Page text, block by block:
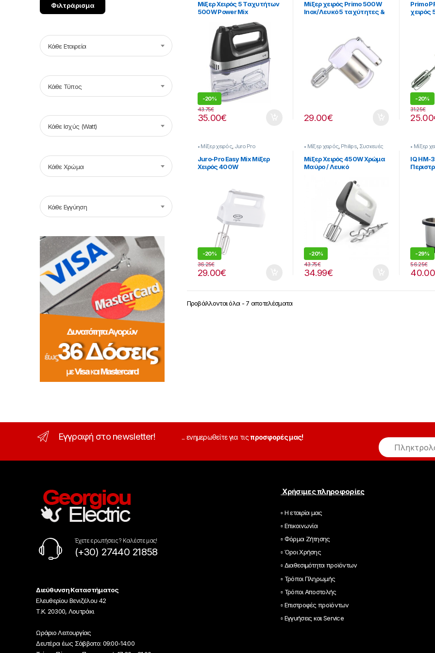
Μίξερ Χειρός 5 Ταχυτήτων
500W Power Mix
-20%
35.00€
43.75€
Μίξερ χειρός Primo 500W
Inox/Λευκό 5 ταχύτητες &
29.00€
Primo
χειρός
-20%
25.00
31.25€
• Μίξερ χειρός, Juro Pro
Juro-Pro Easy Mix Μίξερ
Χειρός 400W
-20%
29.00€
36.25€
• Μίξερ χειρός, Philips, Συσκευές
Κουζίνας
Μίξερ Χειρός 450W Χρώμα
Μαύρο / Λευκό
-20%
34.99€
43.75€
• Μίξερ
Κουζίνας
IQ HM-
-29%
40.00
56.25€
Προβάλλονται όλα - 7 αποτελέσματα
Φιλτράρισμα
Κάθε Εταιρεία
Κάθε Τύπος
Κάθε Ισχύς (Watt)
Κάθε Χρώμα
Κάθε Εγγύηση
Εγγραφή στο newsletter! ... ενημερωθείτε για τιςπροσφορές μας!
E
m
a
Έχετε ερωτήσεις ? Καλέστε μας!
(+30) 27440 21858
Διεύθυνση Καταστήματος
Ελευθερίου Βενιζέλου 42
Τ.Κ. 20300, Λουτράκι
Ωράριο Λειτουργίας
Δευτέρα έως Σάββατο: 09:00-14:00
Χρήσιμες πληροφορίες
▫ Η εταιρία μας
▫ Επικοινωνία
▫ Φόρμα Ζήτησης
▫ Όροι Χρήσης
▫ Διαθεσιμότητα προϊόντων
▫ Τρόποι Πληρωμής
▫ Τρόποι Αποστολής
▫ Επιστροφές προϊόντων
▫ Εγγυήσεις και Service